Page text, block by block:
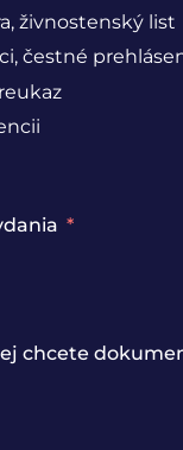
živnostenský list
čestné
chcete